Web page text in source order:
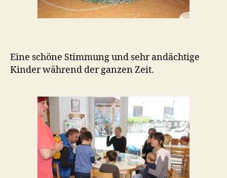
Eine schöne Stimmung und sehr andächtige
Kinder während der ganzen Zeit.